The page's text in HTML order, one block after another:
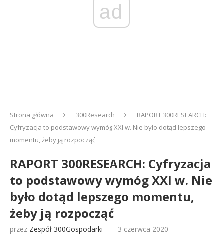
ad
Strona główna 300Research
RAPORT 300RESEARCH:
Cyfryzacja to podstawowy wymóg XXI w. Nie było dotąd lepszego
momentu, żeby ją rozpocząć
RAPORT 300RESEARCH: Cyfryzacja
to podstawowy wymóg XXI w. Nie
było dotąd lepszego momentu,
żeby ją rozpocząć
przez Zespół 300Gospodarki 3 czerwca 2020